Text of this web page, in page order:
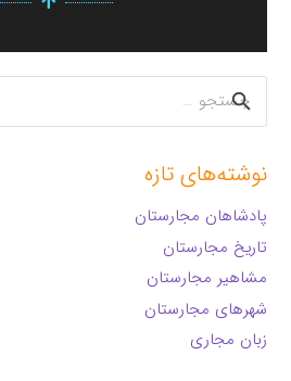
جستجو
برای:
نوشته‌های تازه
پادشاهان مجارستان
تاریخ مجارستان
مشاهیر مجارستان
شهرهای مجارستان
زبان مجاری